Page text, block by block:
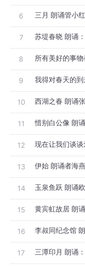
6 三月 朗诵管小红
7 苏堤春晓 朗诵
8 所有美好的事
9 我得对春天的
10 西湖之春 朗诵
11 惜别白公像 朗
12 现在让我们谈
13 伊始 朗诵者海燕
14 玉泉鱼跃 朗诵
15 黄宾虹故居 朗
16 李叔同纪念馆
17 三潭印月 朗诵